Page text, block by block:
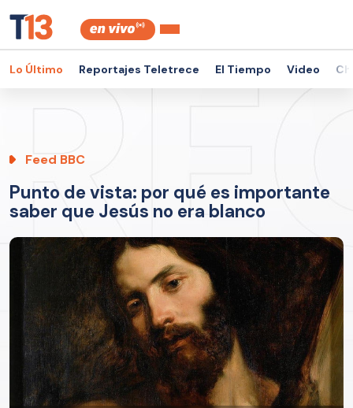
Lo Último Reportajes Teletrece El Tiempo Video
Feed BBC
Punto de vista: por qué es importante
saber que Jesús no era blanco